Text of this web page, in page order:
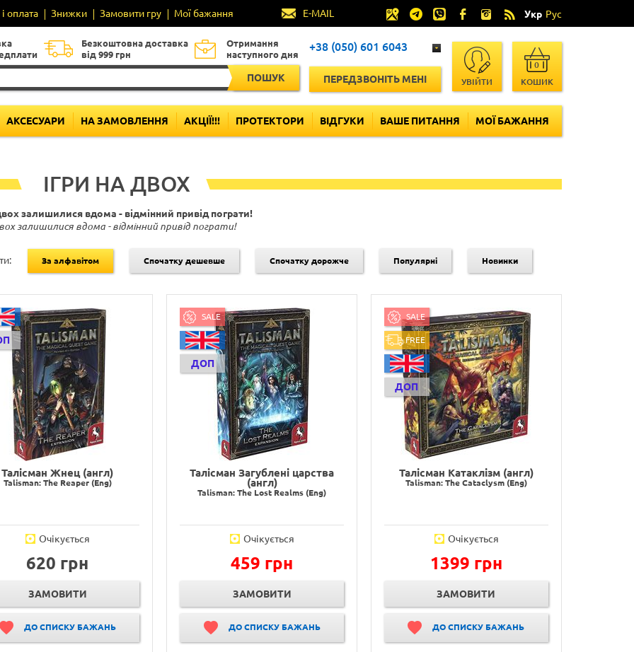
оплата Знижки Замовити гру Мої бажання E-MAIL Укр Рус
Безкоштовна доставка
від 999 грн
Отримання
наступного дня
ПОШУК
+38 (050) 601 6043
ПЕРЕДЗВОНІТЬ МЕНІ УВІЙТИ КОШИК
0
АКСЕСУАРИ НА ЗАМОВЛЕННЯ АКЦІЇ!!! ПРОТЕКТОРИ ВІДГУКИ ВАШЕ ПИТАННЯ МОЇ БАЖАННЯ
ІГРИ НА ДВОХ
залишилися вдома - відмінний привід пограти!
залишилися вдома - відмінний привід пограти!
За алфавітом Спочатку дешевше Спочатку дорожче Популярні Новинки
Талісман Жнец (англ)
Talisman: The Reaper (Eng)
Очікується
620 грн
ЗАМОВИТИ
ДО СПИСКУ БАЖАНЬ
SALE
ДОП
Талісман Загублені царства
(англ)
Talisman: The Lost Realms (Eng)
Очікується
459 грн
ЗАМОВИТИ
ДО СПИСКУ БАЖАНЬ
SALE
FREE
ДОП
Талісман Катаклізм (англ)
Talisman: The Cataclysm (Eng)
Очікується
1399 грн
ЗАМОВИТИ
ДО СПИСКУ БАЖАНЬ